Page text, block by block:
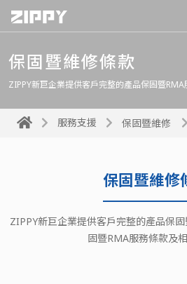
保固暨維修條款
ZIPPY新巨企業提供客戶完整的產品保固暨RMA
服務支援 保固暨維修
保固暨維修
ZIPPY新巨企業提供客戶完整的產品保
固暨RMA服務條款及